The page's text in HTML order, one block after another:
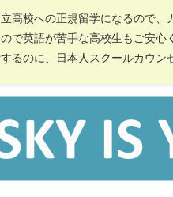
立高校への正規留学になるので
で英語が苦手な高校生もご安
るのに、日本人スクールカウン